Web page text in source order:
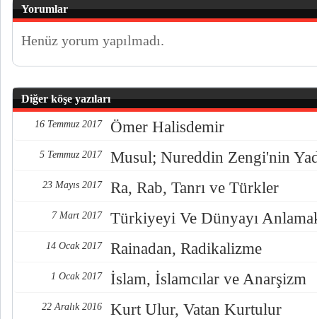
Yorumlar
Henüz yorum yapılmadı.
Diğer köşe yazıları
16 Temmuz 2017 Ömer Halisdemir
5 Temmuz 2017 Musul; Nureddin Zengi'nin
23 Mayıs 2017 Ra, Rab, Tanrı ve Türkler
7 Mart 2017 Türkiyeyi Ve Dünyayı
14 Ocak 2017 Rainadan, Radikalizme
1 Ocak 2017 İslam, İslamcılar ve Anarşizm
22 Aralık 2016 Kurt Ulur, Vatan Kurtulur